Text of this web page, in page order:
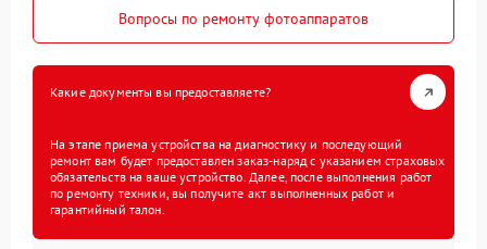
Вопросы по ремонту фотоаппаратов
Какие документы вы предоставляете?
На этапе приема устройства на диагностику и последующий
ремонт вам будет предоставлен заказ-наряд с указанием страховых
обязательств на ваше устройство. Далее, после выполнения работ
по ремонту техники, вы получите акт выполненных работ и
гарантийный талон.